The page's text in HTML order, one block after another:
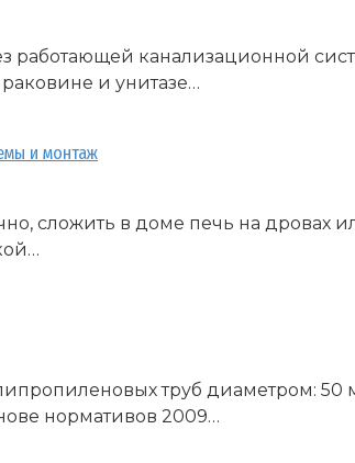
работающей канализационной
и унитазе…
и монтаж
сложить в доме печь на дровах
труб диаметром:
нормативов 2009…